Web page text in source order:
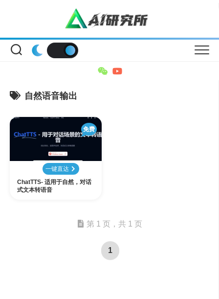
自然语音输出
免费
一键直达
ChatTTS- 适用于自然，对话
式文本转语音
第 1 页，共 1 页
1